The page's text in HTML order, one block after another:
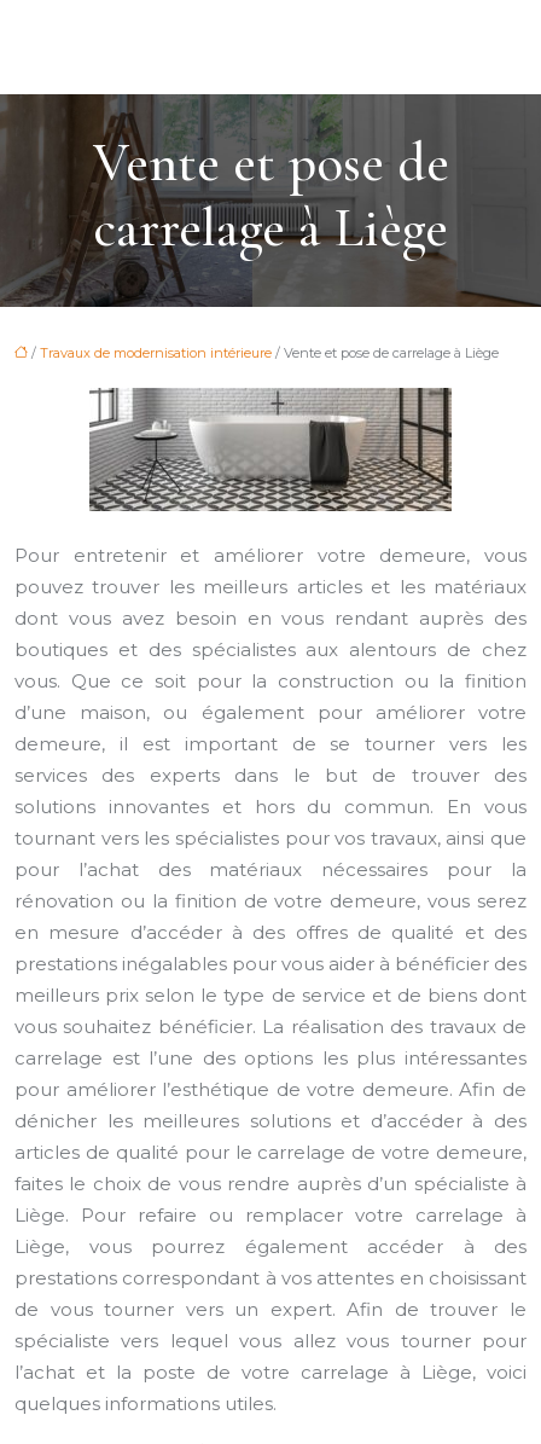
Vente et pose de
carrelage à Liège
/ Travaux de modernisation intérieure / Vente et pose de carrelage à Liège
Pour entretenir et améliorer votre demeure, vous
pouvez trouver les meilleurs articles et les matériaux
dont vous avez besoin en vous rendant auprès des
boutiques et des spécialistes aux alentours de chez
vous. Que ce soit pour la construction ou la finition
d’une maison, ou également pour améliorer votre
demeure, il est important de se tourner vers les
services des experts dans le but de trouver des
solutions innovantes et hors du commun. En vous
tournant vers les spécialistes pour vos travaux, ainsi que
pour l’achat des matériaux nécessaires pour la
rénovation ou la finition de votre demeure, vous serez
en mesure d’accéder à des offres de qualité et des
prestations inégalables pour vous aider à bénéficier des
meilleurs prix selon le type de service et de biens dont
vous souhaitez bénéficier. La réalisation des travaux de
carrelage est l’une des options les plus intéressantes
pour améliorer l’esthétique de votre demeure. Afin de
dénicher les meilleures solutions et d’accéder à des
articles de qualité pour le carrelage de votre demeure,
faites le choix de vous rendre auprès d’un spécialiste à
Liège. Pour refaire ou remplacer votre carrelage à
Liège, vous pourrez également accéder à des
prestations correspondant à vos attentes en choisissant
de vous tourner vers un expert. Afin de trouver le
spécialiste vers lequel vous allez vous tourner pour
l’achat et la poste de votre carrelage à Liège, voici
quelques informations utiles.